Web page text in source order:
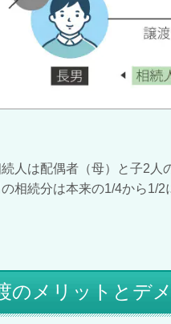
人は配偶者（母）と子2
相続分は本来の1/4から1/2
のメリットとデ